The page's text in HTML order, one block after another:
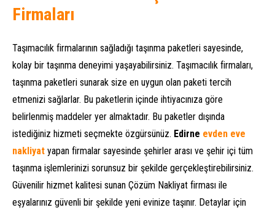
Firmaları
Taşımacılık firmalarının sağladığı taşınma paketleri sayesinde,
kolay bir taşınma deneyimi yaşayabilirsiniz. Taşımacılık firmaları,
taşınma paketleri sunarak size en uygun olan paketi tercih
etmenizi sağlarlar. Bu paketlerin içinde ihtiyacınıza göre
belirlenmiş maddeler yer almaktadır. Bu paketler dışında
istediğiniz hizmeti seçmekte özgürsünüz. Edirne evden eve
nakliyat yapan firmalar sayesinde şehirler arası ve şehir içi tüm
taşınma işlemlerinizi sorunsuz bir şekilde gerçekleştirebilirsiniz.
Güvenilir hizmet kalitesi sunan Çözüm Nakliyat firması ile
eşyalarınız güvenli bir şekilde yeni evinize taşınır. Detaylar için